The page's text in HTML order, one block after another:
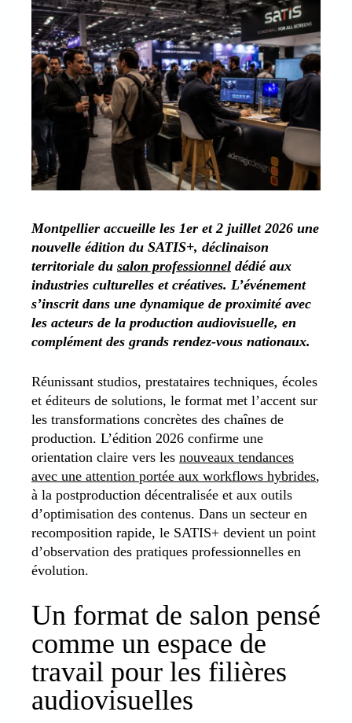
Montpellier accueille les 1er et 2 juillet 2026 une
nouvelle édition du SATIS+, déclinaison
territoriale du salon professionnel dédié aux
industries culturelles et créatives. L’événement
s’inscrit dans une dynamique de proximité avec
les acteurs de la production audiovisuelle, en
complément des grands rendez-vous nationaux.
Réunissant studios, prestataires techniques, écoles
et éditeurs de solutions, le format met l’accent sur
les transformations concrètes des chaînes de
production. L’édition 2026 confirme une
orientation claire vers les nouveaux tendances
avec une attention portée aux workflows hybrides,
à la postproduction décentralisée et aux outils
d’optimisation des contenus. Dans un secteur en
recomposition rapide, le SATIS+ devient un point
d’observation des pratiques professionnelles en
évolution.
Un format de salon pensé
comme un espace de
travail pour les filières
audiovisuelles